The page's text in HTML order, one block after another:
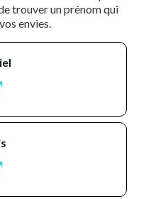
trouver un prénom qui
envies.